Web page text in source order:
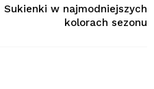
Sukienki w najmodniejszych
kolorach sezonu